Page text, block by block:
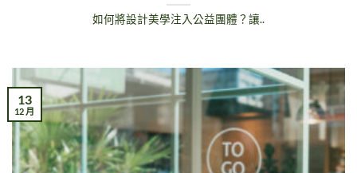
如何將設計美學注入公益團體？讓..
13
12 月